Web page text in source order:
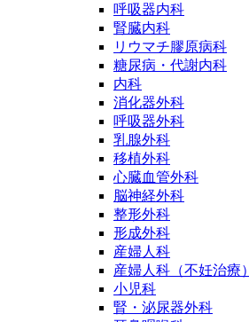
呼吸器内科
腎臓内科
リウマチ膠原病科
糖尿病・代謝内科
内科
消化器外科
呼吸器外科
乳腺外科
移植外科
心臓血管外科
脳神経外科
整形外科
形成外科
産婦人科
産婦人科（不妊治療）
小児科
腎・泌尿器外科